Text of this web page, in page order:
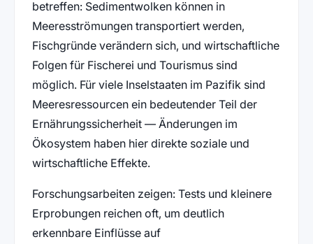
betreffen: Sedimentwolken können in
Meeresströmungen transportiert werden,
Fischgründe verändern sich, und wirtschaftliche
Folgen für Fischerei und Tourismus sind
möglich. Für viele Inselstaaten im Pazifik sind
Meeresressourcen ein bedeutender Teil der
Ernährungssicherheit — Änderungen im
Ökosystem haben hier direkte soziale und
wirtschaftliche Effekte.
Forschungsarbeiten zeigen: Tests und kleinere
Erprobungen reichen oft, um deutlich
erkennbare Einflüsse auf